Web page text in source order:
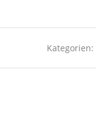
Kategorien: